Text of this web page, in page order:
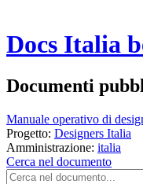
Docs Italia
Documenti
Manuale operativo di
Progetto: Designers Italia
Amministrazione: italia
Cerca nel documento